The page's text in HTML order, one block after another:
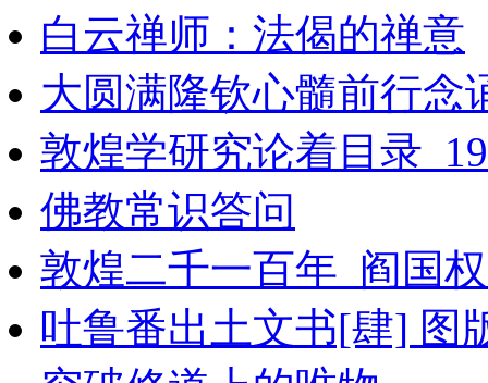
白云禅师：法偈的禅意
大圆满隆钦心髓前行念
敦煌学研究论着目录
佛教常识答问
敦煌二千一百年_阎国
吐鲁番出土文书[肆] 图